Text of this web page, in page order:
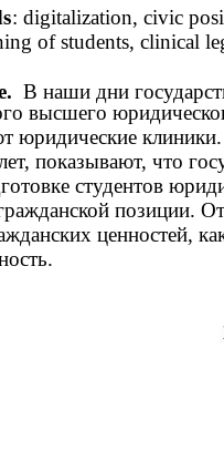
: digitalization, civic
of students, clinical
В наши дни
высшего
юридические
показывают, что
студентов
позиции.
ценностей,